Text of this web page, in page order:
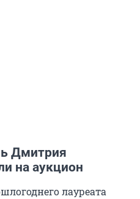
Дмитрия
на аукцион
лауреата